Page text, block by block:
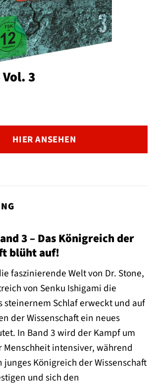
3
HIER ANSEHEN
3 – Das Königreich der
blüht auf!
faszinierende Welt von Dr. Stone,
von Senku Ishigami die
steinernem Schlaf erweckt und auf
der Wissenschaft ein neues
In Band 3 wird der Kampf um
Menschheit intensiver, während
junges Königreich der Wissenschaft
und sich den